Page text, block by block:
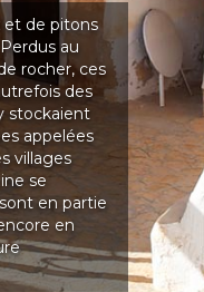
et de pitons
au
rocher, ces
des
stockaient
appelées
villages
se
en partie
en